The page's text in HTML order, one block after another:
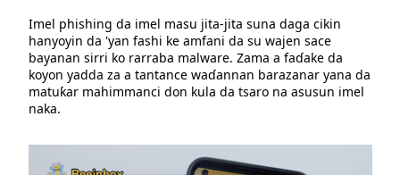
Imel phishing da imel masu jita-jita suna daga cikin
hanyoyin da 'yan fashi ke amfani da su wajen sace
bayanan sirri ko rarraba malware. Zama a faɗake da
koyon yadda za a tantance waɗannan barazanar yana da
matuƙar mahimmanci don kula da tsaro na asusun imel
naka.